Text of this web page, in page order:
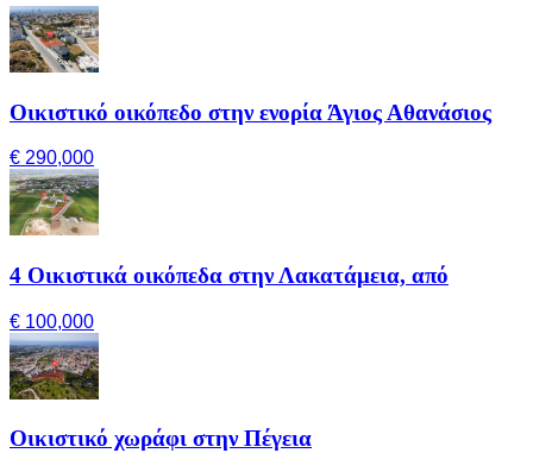
Οικιστικό οικόπεδο στην ενορία Άγιος Αθανάσιος
€ 290,000
4 Οικιστικά οικόπεδα στην Λακατάμεια, από
€ 100,000
Οικιστικό χωράφι στην Πέγεια